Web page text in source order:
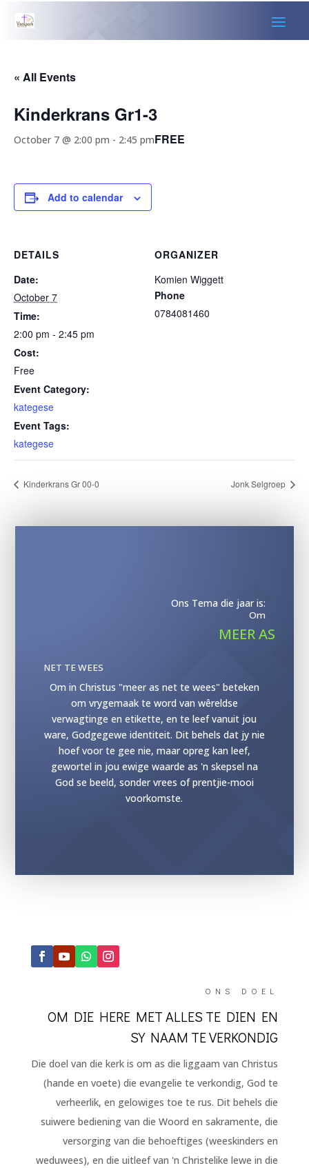
« All Events
Kinderkrans Gr1-3
October 7 @ 2:00 pm - 2:45 pmFREE
Add to calendar
DETAILS
Date:
October 7
Time:
2:00 pm - 2:45 pm
Cost:
Free
Event Category:
kategese
Event Tags:
kategese
ORGANIZER
Komien Wiggett
Phone
0784081460
Kinderkrans Gr 00-0 Jonk Selgroep
Ons Tema die jaar is:
Om
MEER AS
NET TE WEES
Om in Christus "meer as net te wees" beteken
om vrygemaak te word van wêreldse
verwagtinge en etikette, en te leef vanuit jou
ware, Godgegewe identiteit. Dit behels dat jy nie
hoef voor te gee nie, maar opreg kan leef,
gewortel in jou ewige waarde as 'n skepsel na
God se beeld, sonder vrees of prentjie-mooi
voorkomste.
ONS DOEL
OM DIE HERE MET ALLES TE DIEN EN
SY NAAM TE VERKONDIG
Die doel van die kerk is om as die liggaam van Christus
(hande en voete) die evangelie te verkondig, God te
verheerlik, en gelowiges toe te rus. Dit behels die
suiwere bediening van die Woord en sakramente, die
versorging van die behoeftiges (weeskinders en
weduwees), en die uitleef van 'n Christelike lewe in die